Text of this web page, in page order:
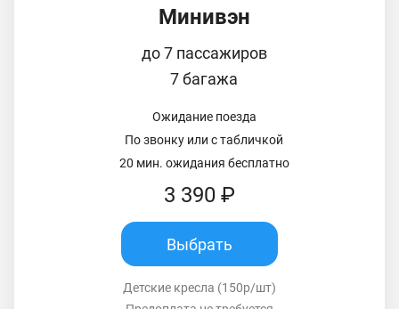
Минивэн
до 7 пассажиров
7 багажа
Ожидание поезда
По звонку или с табличкой
20 мин. ожидания бесплатно
3 390 ₽
Выбрать
Детские кресла (150р/шт)